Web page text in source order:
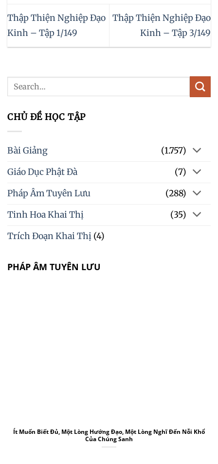
Thập Thiện Nghiệp Đạo
Kinh – Tập 1/149
Thập Thiện Nghiệp Đạo
Kinh – Tập 3/149
CHỦ ĐỀ HỌC TẬP
Bài Giảng
(1.757)
Giáo Dục Phật Đà
(7)
Pháp Âm Tuyên Lưu
(288)
Tinh Hoa Khai Thị
(35)
Trích Đoạn Khai Thị (4)
PHÁP ÂM TUYÊN LƯU
Ít Muốn Biết Đủ, Một Lòng Hướng Đạo, Một Lòng Nghĩ Đến Nỗi Khổ
Của Chúng Sanh